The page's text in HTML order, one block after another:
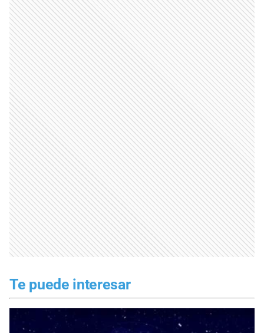
Te puede interesar